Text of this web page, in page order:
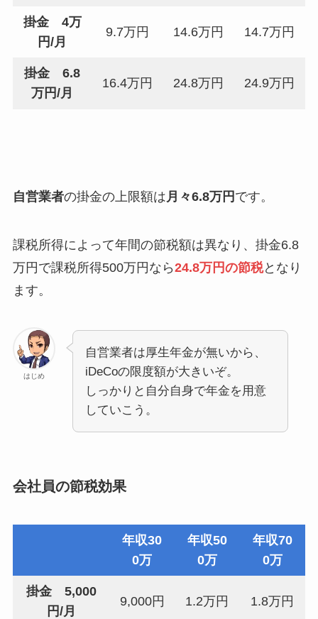
掛金 4万
円/月
9.7万円 14.6万円 14.7万円
掛金 6.8
万円/月
16.4万円 24.8万円 24.9万円
自営業者の掛金の上限額は月々6.8万円 です。
課税所得によって年間の節税額は異なり、掛金6.8
万円で課税所得500万円なら24.8万円の節税となり
ます。
はじめ
自営業者は厚生年金が無いから、
iDeCoの限度額が大きいぞ。
しっかりと自分自身で年金を用意
していこう。
会社員の節税効果
年収30
0万
年収50
0万
年収70
0万
掛金 5,000
円/月
9,000円 1.2万円 1.8万円